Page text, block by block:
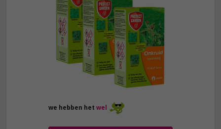
we hebben het wel